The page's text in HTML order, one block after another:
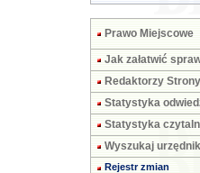
Prawo Miejscowe
Jak załatwić
Redaktorzy Strony
Statystyka
Statystyka
Wyszukaj
Rejestr zmian